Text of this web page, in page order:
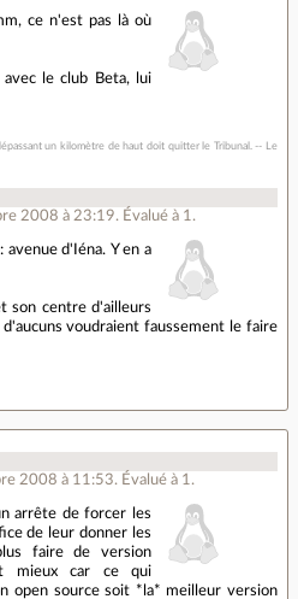
ce n'est pas là où
le club Beta, lui
un kilomètre de haut doit quitter le Tribunal. -- Le
2008 à 23:19. Évalué à 1 .
avenue d'Iéna. Y en a
son centre d'ailleurs
voudraient faussement le faire
2008 à 11:53. Évalué à 1 .
arrête de forcer les
de leur donner les
faire de version
mieux car ce qui
open source soit *la* meilleur version